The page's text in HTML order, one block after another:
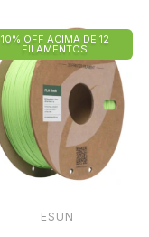
10% OFF ACIMA DE 12
FILAMENTOS
ESUN